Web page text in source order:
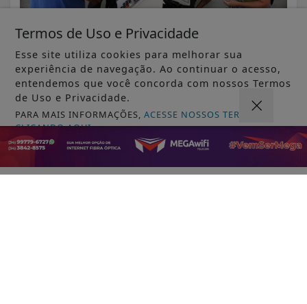
VISUALIZAR
07 DE AGO
MUNDO
AGU se reúne com Discord e cobra
Termos de Uso e Privacidade
Esse site utiliza cookies para melhorar sua
experiência de navegação. Ao continuar o acesso,
entendemos que você concorda com nossos Termos
de Uso e Privacidade.
PARA MAIS INFORMAÇÕES,ACESSE NOSSOS TERMOS
CLICANDO AQUI
PROSSEGUIR